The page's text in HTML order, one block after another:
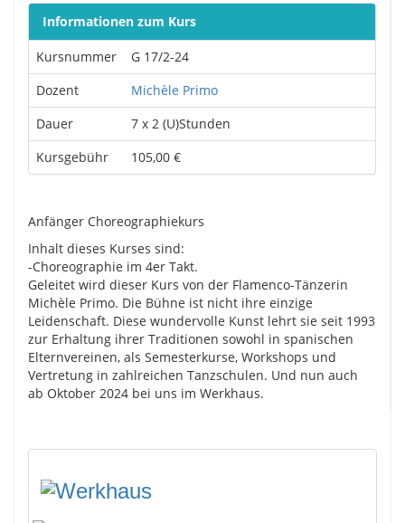
Informationen zum Kurs
Kursnummer
G 17/2-24
Dozent
Michèle Primo
Dauer
7 x 2 (U)Stunden
Kursgebühr
105,00 €
Anfänger Choreographiekurs
Inhalt dieses Kurses sind:
-Choreographie im 4er Takt.
Geleitet wird dieser Kurs von der Flamenco-Tänzerin
Michèle Primo. Die Bühne ist nicht ihre einzige
Leidenschaft. Diese wundervolle Kunst lehrt sie seit 1993
zur Erhaltung ihrer Traditionen sowohl in spanischen
Elternvereinen, als Semesterkurse, Workshops und
Vertretung in zahlreichen Tanzschulen. Und nun auch
ab Oktober 2024 bei uns im Werkhaus.